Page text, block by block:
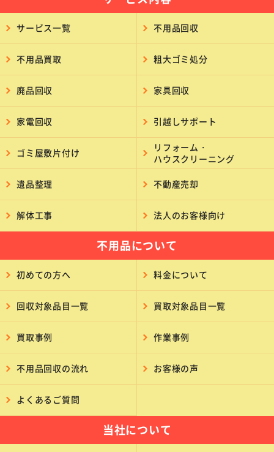
サービス一覧 不用品回収
不用品買取 粗大ゴミ処分
廃品回収 家具回収
家電回収 引越しサポート
ゴミ屋敷片付け
リフォーム・
ハウスクリーニング
遺品整理 不動産売却
解体工事 法人のお客様向け
不用品について
初めての方へ 料金について
回収対象品目一覧 買取対象品目一覧
買取事例 作業事例
不用品回収の流れ お客様の声
よくあるご質問
当社について